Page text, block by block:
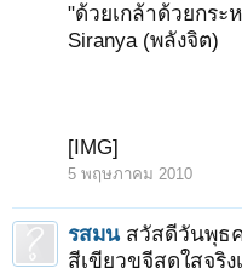
"ด้วยเกล้าด้วยกระ
Siranya (พลังจิต)
[IMG]
5 พฤษภาคม 2010
รสมน สวัสดีวันพุธ
สีเขียวขจีสดใสจริง